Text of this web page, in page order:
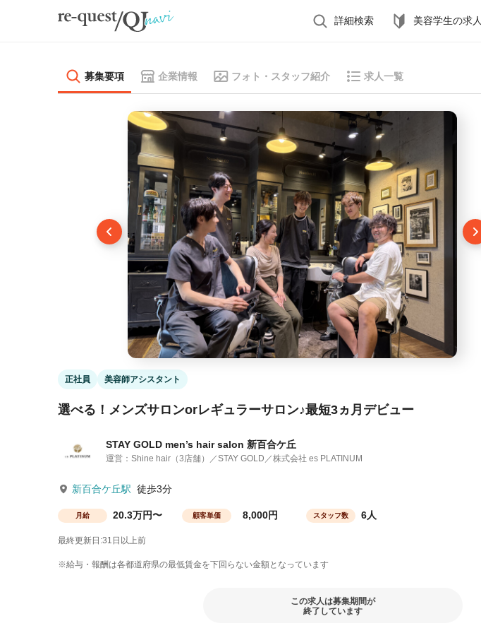
詳細検索 美容学生の求人
募集要項 企業情報 フォト・スタッフ紹介 求人一覧
正社員 美容師アシスタント
選べる！メンズサロンorレギュラーサロン♪最短3ヵ月デビュー
STAY GOLD men’s hair salon 新百合ケ丘
運営：Shine hair（3店舗）／STAY GOLD／株式会社 es PLATINUM
新百合ケ丘駅 徒歩3分
月給 20.3万円〜 顧客単価 8,000円 スタッフ数 6人
最終更新日:31日以上前
※給与・報酬は各都道府県の最低賃金を下回らない金額となっています
この求人は募集期間が
終了しています